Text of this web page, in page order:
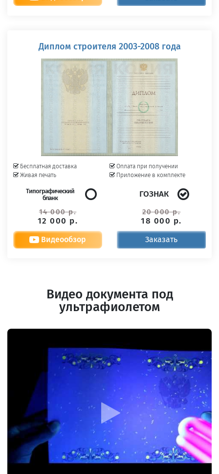
Диплом строителя 2003-2008 года
Бесплатная доставка
Живая печать
Оплата при получении
Приложение в комплекте
Типографический
бланк
14 000 р.
12 000 р.
ГОЗНАК
20 000 р.
18 000 р.
Видеообзор Заказать
Видео документа под
ультрафиолетом